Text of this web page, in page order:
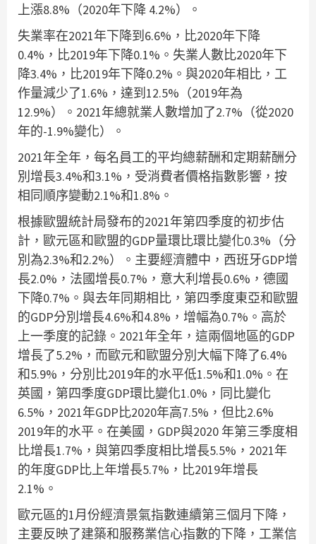
上漲8.8%（2020年下降 4.2%）。
失業率在2021年下降到6.6%，比2020年下降
0.4%，比2019年下降0.1%。失業人數比2020年下
降3.4%，比2019年下降0.2%。與2020年相比，工
作量減少了1.6%，達到12.5%（2019年為
12.9%）。2021年總就業人數增加了2.7%（從2020
年的-1.9%變化）。
2021年全年，每名員工的平均總薪酬和定期薪酬分
別增長3.4%和3.1%，受消費者價格指數影響，按
相同順序變動2.1%和1.8%。
根據歐盟統計局發布的2021年第四季度的初步估
計，歐元區和歐盟的GDP量環比環比變化0.3%（分
別為2.3%和2.2%）。主要經濟體中，西班牙GDP增
長2.0%，法國增長0.7%，意大利增長0.6%，德國
下降0.7%。與去年同期相比，第四季度東亞和歐盟
的GDP分別增長4.6%和4.8%，增幅為0.7%。高於
上一季度的記錄。2021年全年，這兩個地區的GDP
增長了5.2%，而歐元和歐盟分別大幅下降了6.4%
和5.9%，分別比2019年的水平低1.5%和1.0%。在
英國，第四季度GDP環比變化1.0%，同比變化
6.5%，2021年GDP比2020年高7.5%，但比2.6%
2019年的水平。在美國，GDP與2020 年第三季度相
比增長1.7%，與第四季度相比增長5.5%，2021年
的年度GDP比上年增長5.7%，比2019年增長
2.1%。
歐元區的1月份經濟景氣指數連續第三個月下降，
主要反映了建築和服務業信心指數的下降，工業信